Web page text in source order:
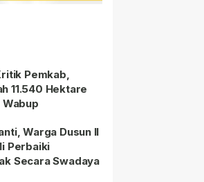
Pemkab,
11.540 Hektare
Warga Dusun II
Perbaiki
Secara Swadaya